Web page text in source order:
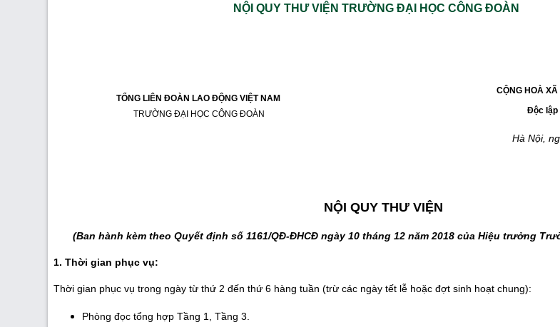
NỘI QUY THƯ VIỆN TRƯỜNG ĐẠI HỌC CÔNG ĐOÀN
TỔNG LIÊN ĐOÀN LAO ĐỘNG VIỆT NAM
TRƯỜNG ĐẠI HỌC CÔNG ĐOÀN
CỘNG HOÀ XÃ
Độc lập
Hà Nội,
NỘI QUY THƯ VIỆN
(Ban hành kèm theo Quyết định số 1161/QĐ-ĐHCĐ ngày 10 tháng12 năm 2018 của Hiệu trưởng
1. Thời gian phục vụ:
Thời gian phục vụ trong ngày từ thứ 2 đến thứ 6 hàng tuần (trừ các ngày tết lễ hoặc đợt sinh hoạt chung):
Phòng đọc tổng hợp Tầng 1, Tầng 3.